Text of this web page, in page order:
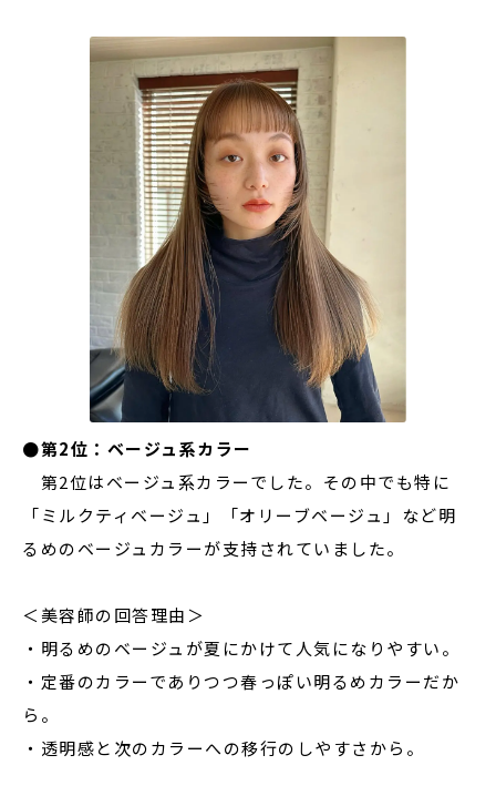
●第2位：ベージュ系カラー
第2位はベージュ系カラーでした。その中でも特に
「ミルクティベージュ」「オリーブベージュ」など明
るめのベージュカラーが支持されていました。
＜美容師の回答理由＞
・明るめのベージュが夏にかけて人気になりやすい。
・定番のカラーでありつつ春っぽい明るめカラーだか
ら。
・透明感と次のカラーへの移行のしやすさから。